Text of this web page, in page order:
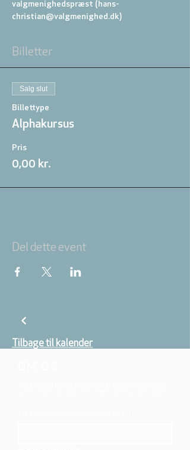
valgmenighedspræst (hans-
christian@valgmenighed.dk)
Billetter
Salg slut
Billettype
Alphakursus
Pris
0,00 kr.
Del dette event
Tilbage til kalender